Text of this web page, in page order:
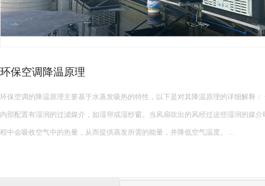
环保空调降温原理
环保空调的降温原理主要基于水蒸发吸热的特性，以下是对其降温原理的详细解释： 一、核心原理 环保空调
内部配置有湿润的过滤媒介，如湿帘或湿纱窗。当风扇吹出的风经过这些湿润的媒
程中会吸收空气中的热量，从而提供蒸发所需的能量，并降低空气温度。 ...